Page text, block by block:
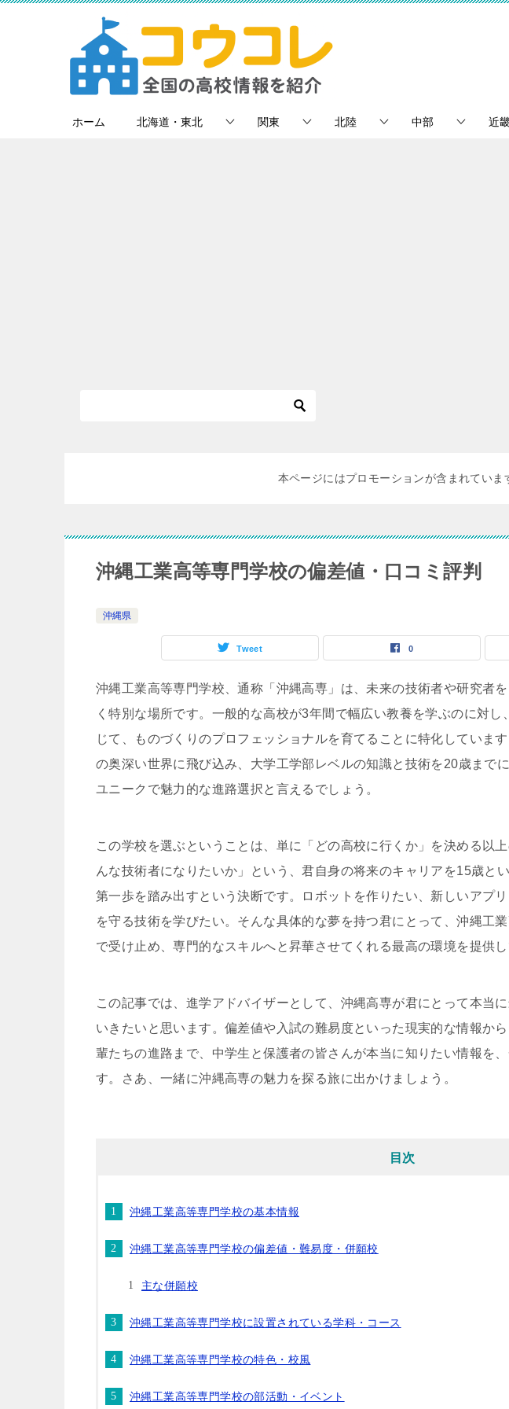
ホーム 北海道・東北 関東 北陸 中部 近
本ページにはプロモーションが含まれていま
沖縄工業高等専門学校の偏差値・口コミ評判
沖縄県
Tweet 0
沖縄工業高等専門学校、通称「沖縄高専」は、未来の技術者や研究者
く特別な場所です。一般的な高校が3年間で幅広い教養を学ぶのに対
じて、ものづくりのプロフェッショナルを育てることに特化していま
の奥深い世界に飛び込み、大学工学部レベルの知識と技術を20歳まで
ユニークで魅力的な進路選択と言えるでしょう。
この学校を選ぶということは、単に「どの高校に行くか」を決める以
んな技術者になりたいか」という、君自身の将来のキャリアを15歳と
第一歩を踏み出すという決断です。ロボットを作りたい、新しいアプ
を守る技術を学びたい。そんな具体的な夢を持つ君にとって、沖縄工
で受け止め、専門的なスキルへと昇華させてくれる最高の環境を提供し
この記事では、進学アドバイザーとして、沖縄高専が君にとって本当
いきたいと思います。偏差値や入試の難易度といった現実的な情報か
輩たちの進路まで、中学生と保護者の皆さんが本当に知りたい情報を
す。さあ、一緒に沖縄高専の魅力を探る旅に出かけましょう。
目次
沖縄工業高等専門学校の基本情報
沖縄工業高等専門学校の偏差値・難易度・併願校
主な併願校
沖縄工業高等専門学校に設置されている学科・コース
沖縄工業高等専門学校の特色・校風
沖縄工業高等専門学校の部活動・イベント